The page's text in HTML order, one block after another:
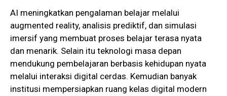
AI meningkatkan pengalaman belajar melalui
augmented reality, analisis prediktif, dan simulasi
imersif yang membuat proses belajar terasa nyata
dan menarik. Selain itu teknologi masa depan
mendukung pembelajaran berbasis kehidupan nyata
melalui interaksi digital cerdas. Kemudian banyak
institusi mempersiapkan ruang kelas digital modern